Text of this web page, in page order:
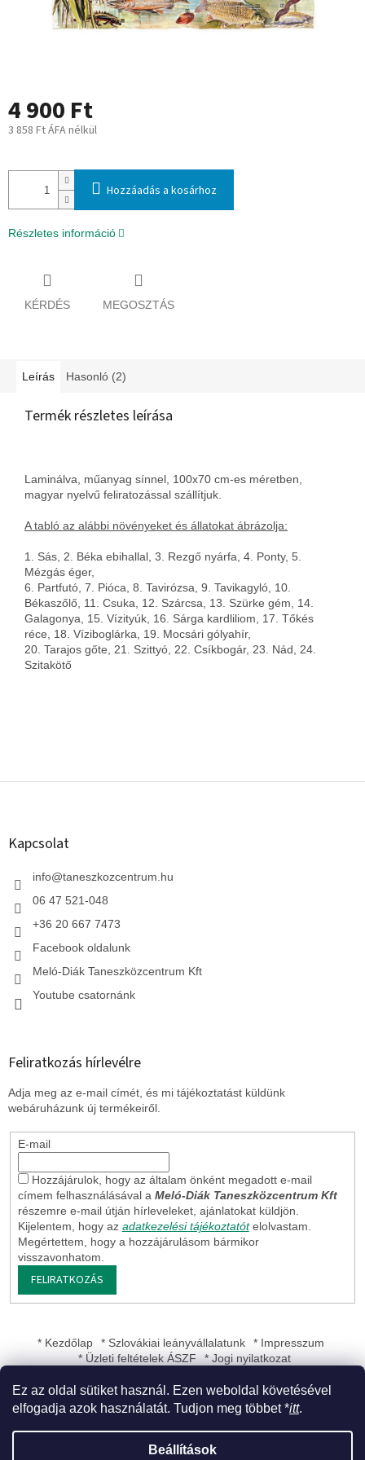
Ez az oldal sütiket használ. Ezen weboldal követésével
elfogadja azok használatát. Tudjon meg többet *itt.
Beállítások
4 900 Ft
3 858 Ft ÁFA nélkül
Hozzáadás a kosárhoz
Részletes információ
KÉRDÉS MEGOSZTÁS
Leírás Hasonló (2)
Termék részletes leírása
Laminálva, műanyag sínnel, 100x70 cm-es méretben,
magyar nyelvű feliratozással szállítjuk.
A tabló az alábbi növényeket és állatokat ábrázolja:
1. Sás, 2. Béka ebihallal, 3. Rezgő nyárfa, 4. Ponty, 5.
Mézgás éger,
6. Partfutó, 7. Pióca, 8. Tavirózsa, 9. Tavikagyló, 10.
Békaszőlő, 11. Csuka, 12. Szárcsa, 13. Szürke gém, 14.
Galagonya, 15. Vízityúk, 16. Sárga kardliliom, 17. Tőkés
réce, 18. Víziboglárka, 19. Mocsári gólyahír,
20. Tarajos gőte, 21. Szittyó, 22. Csíkbogár, 23. Nád, 24.
Szitakötő
L
Kapcsolat
info@taneszkozcentrum.hu
06 47 521-048
+36 20 667 7473
Facebook oldalunk
Meló-Diák Taneszközcentrum Kft
Youtube csatornánk
Feliratkozás hírlevélre
Adja meg az e-mail címét, és mi tájékoztatást küldünk
webáruházunk új termékeiről.
E-mail
Hozzájárulok, hogy az általam önként megadott e-mail
címem felhasználásával a Meló-Diák Taneszközcentrum Kft
részemre e-mail útján hírleveleket, ajánlatokat küldjön.
Kijelentem, hogy az adatkezelési tájékoztatót elolvastam.
Megértettem, hogy a hozzájárulásom bármikor
visszavonhatom.
FELIRATKOZÁS
* Kezdőlap * Szlovákiai leányvállalatunk
* Impresszum
* Üzleti feltételek ÁSZF
* Jogi nyilatkozat